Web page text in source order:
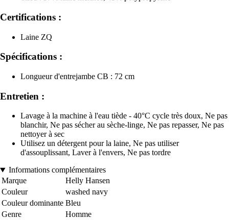
Certifications :
Laine ZQ
Spécifications :
Longueur d'entrejambe CB : 72 cm
Entretien :
Lavage à la machine à l'eau tiède - 40°C cycle très doux, Ne pas
blanchir, Ne pas sécher au sèche-linge, Ne pas repasser, Ne pas
nettoyer à sec
Utilisez un détergent pour la laine, Ne pas utiliser
d'assouplissant, Laver à l'envers, Ne pas tordre
Informations complémentaires
Marque
Helly Hansen
Couleur
washed navy
Couleur dominante Bleu
Genre
Homme